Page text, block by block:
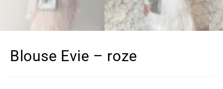
Blouse Evie – roze